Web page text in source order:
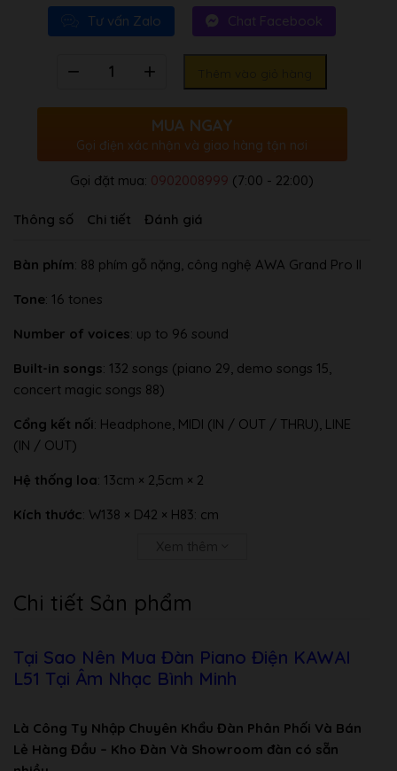
Tư vấn Zalo Chat Facebook
MUA NGAY
Gọi điện xác nhận và giao hàng tận nơi
Gọi đặt mua: 0902008999 (7:00 - 22:00)
Thông số Chi tiết Đánh giá
Bàn phím: 88 phím gỗ nặng, công nghệ AWA Grand Pro II
Tone: 16 tones
Number of voices: up to 96 sound
Built-in songs: 132 songs (piano 29, demo songs 15,
concert magic songs 88)
Cổng kết nối: Headphone, MIDI (IN / OUT / THRU), LINE
(IN / OUT)
Hệ thống loa: 13cm × 2,5cm × 2
Kích thước: W138 × D42 × H83: cm
Chi tiết Sản phẩm
Tại Sao Nên Mua Đàn Piano Điện KAWAI
L51 Tại Âm Nhạc Bình Minh
Là Công Ty Nhập Chuyên Khẩu Đàn Phân Phối Và Bán
Lẻ Hàng Đầu – Kho Đàn Và Showroom đàn có sẵn